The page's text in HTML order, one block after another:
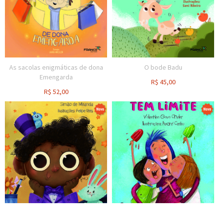
As sacolas enigmáticas de dona
Emengarda
R$ 52,00
O bode Badu
R$ 45,00